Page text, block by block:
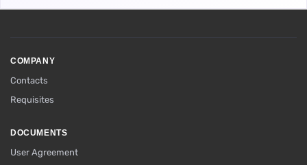
COMPANY
Contacts
Requisites
DOCUMENTS
User Agreement